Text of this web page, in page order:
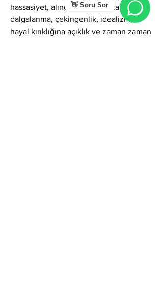
👋 Soru Sor
hassasiyet, alınganlık, duygusal
dalgalanma, çekingenlik, idealizm,
hayal kırıklığına açıklık ve zaman zaman